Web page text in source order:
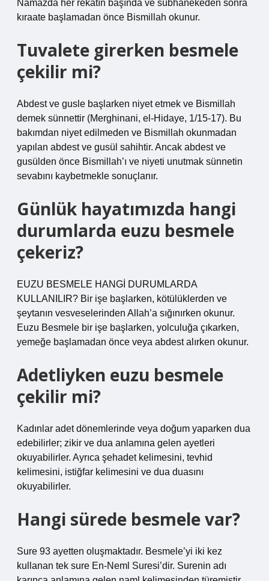
Namazda her rekatın başında ve sübhanekeden sonra
kıraate başlamadan önce Bismillah okunur.
Tuvalete girerken besmele
çekilir mi?
Abdest ve gusle başlarken niyet etmek ve Bismillah
demek sünnettir (Merghinani, el-Hidaye, 1/15-17). Bu
bakımdan niyet edilmeden ve Bismillah okunmadan
yapılan abdest ve gusül sahihtir. Ancak abdest ve
gusülden önce Bismillah’ı ve niyeti unutmak sünnetin
sevabını kaybetmekle sonuçlanır.
Günlük hayatımızda hangi
durumlarda euzu besmele
çekeriz?
EUZU BESMELE HANGİ DURUMLARDA
KULLANILIR? Bir işe başlarken, kötülüklerden ve
şeytanın vesveselerinden Allah’a sığınırken okunur.
Euzu Besmele bir işe başlarken, yolculuğa çıkarken,
yemeğe başlamadan önce veya abdest alırken okunur.
Adetliyken euzu besmele
çekilir mi?
Kadınlar adet dönemlerinde veya doğum yaparken dua
edebilirler; zikir ve dua anlamına gelen ayetleri
okuyabilirler. Ayrıca şehadet kelimesini, tevhid
kelimesini, istiğfar kelimesini ve dua duasını
okuyabilirler.
Hangi sürede besmele var?
Sure 93 ayetten oluşmaktadır. Besmele’yi iki kez
kullanan tek sure En-Neml Suresi’dir. Surenin adı